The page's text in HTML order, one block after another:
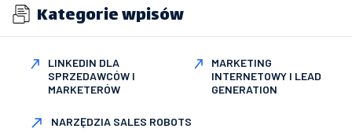
Kategorie wpisów
LINKEDIN DLA
SPRZEDAWCÓW I
MARKETERÓW
MARKETING
INTERNETOWY I LEAD
GENERATION
NARZĘDZIA SALES ROBOTS